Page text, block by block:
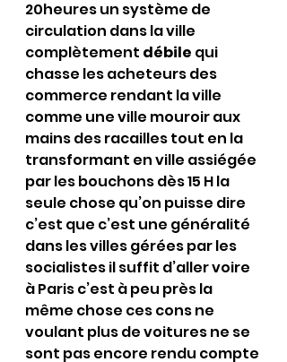
20heures un système de
circulation dans la ville
complètement débile qui
chasse les acheteurs des
commerce rendant la ville
comme une ville mouroir aux
mains des racailles tout en la
transformant en ville assiégée
par les bouchons dès 15 H la
seule chose qu’on puisse dire
c’est que c’est une généralité
dans les villes gérées par les
socialistes il suffit d’aller voire
à Paris c’est à peu près la
même chose ces cons ne
voulant plus de voitures ne se
sont pas encore rendu compte